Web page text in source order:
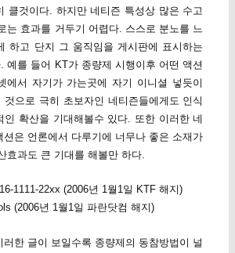
클것이다. 하지만 네티즌 특성상 많은 수고
는 효과를 거두기 어렵다. 스스로 분노를 느
하고 단지 그 움직임을 게시판에 표시하는
예를 들어 KT가 종량제 시행이후 어떤 액션
에서 자기가 가는곳에 자기 이니셜 넣듯이
것으로 극히 초보자인 네티즌들에게도 인식
인 확산을 기대해볼수 있다. 또한 이러한 네
션은 언론에서 다루기에 너무나 좋은 소재가
효과도 큰 기대를 해볼만 하다.
1111-22xx (2006년 1월1일 KTF 해지)
(2006년 1월1일 파란닷컴 해지)
러한 글이 보일수록 종량제의 동참방법이 널